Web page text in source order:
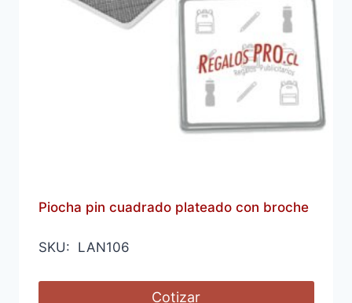
Piocha pin cuadrado plateado con broche
SKU: LAN106
Cotizar